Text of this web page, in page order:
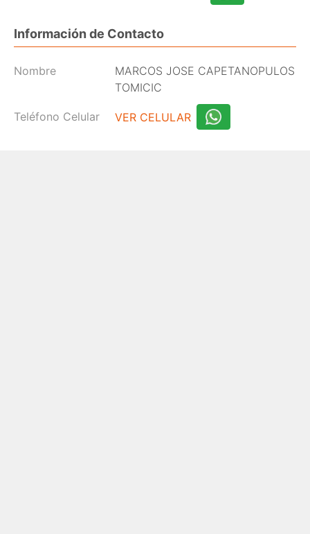
Información de Contacto
Nombre
MARCOS JOSE CAPETANOPULOS
TOMICIC
Teléfono Celular VER CELULAR